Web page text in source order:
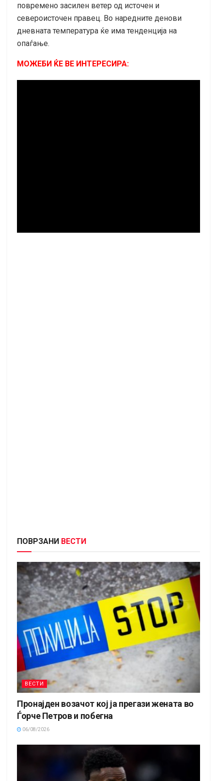
повремено засилен ветер од источен и
североисточен правец. Во наредните денови
дневната температура ќе има тенденција на
опаѓање.
МОЖЕБИ ЌЕ ВЕ ИНТЕРЕСИРА:
ПОВРЗАНИ ВЕСТИ
ВЕСТИ
Пронајден возачот кој ја прегази жената во
Ѓорче Петров и побегна
06/08/2026